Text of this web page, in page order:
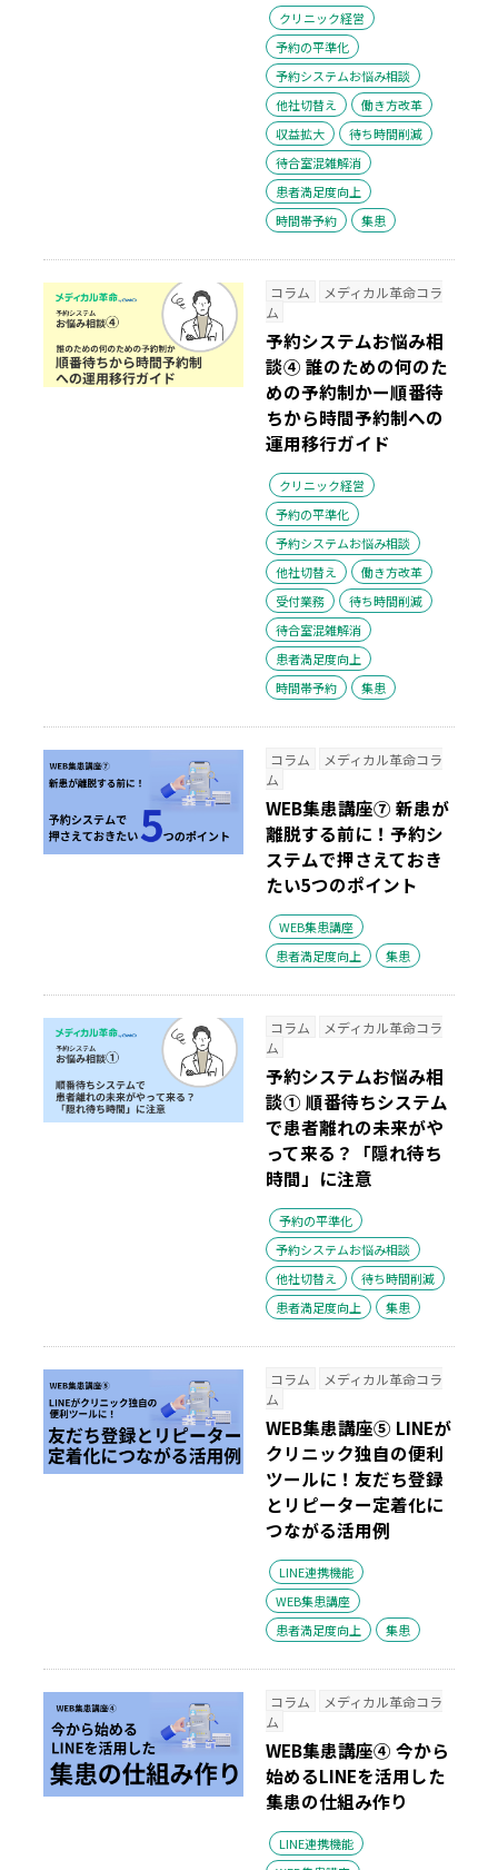
クリニック経営
予約の平準化
予約システムお悩み相談
他社切替え
働き方改革
収益拡大
待ち時間削減
待合室混雑解消
患者満足度向上
時間帯予約
集患
コラム
メディカル革命コラ
ム
予約システムお悩み相
談④ 誰のための何のた
めの予約制かー順番待
ちから時間予約制への
運用移行ガイド
クリニック経営
予約の平準化
予約システムお悩み相談
他社切替え
働き方改革
受付業務
待ち時間削減
待合室混雑解消
患者満足度向上
時間帯予約
集患
コラム
メディカル革命コラ
ム
WEB集患講座⑦ 新患が
離脱する前に！予約シ
ステムで押さえておき
たい5つのポイント
WEB集患講座
患者満足度向上
集患
コラム
メディカル革命コラ
ム
予約システムお悩み相
談① 順番待ちシステム
で患者離れの未来がや
って来る？「隠れ待ち
時間」に注意
予約の平準化
予約システムお悩み相談
他社切替え
待ち時間削減
患者満足度向上
集患
コラム
メディカル革命コラ
ム
WEB集患講座⑤ LINEが
クリニック独自の便利
ツールに！友だち登録
とリピーター定着化に
つながる活用例
LINE連携機能
WEB集患講座
患者満足度向上
集患
コラム
メディカル革命コラ
ム
WEB集患講座④ 今から
始めるLINEを活用した
集患の仕組み作り
LINE連携機能